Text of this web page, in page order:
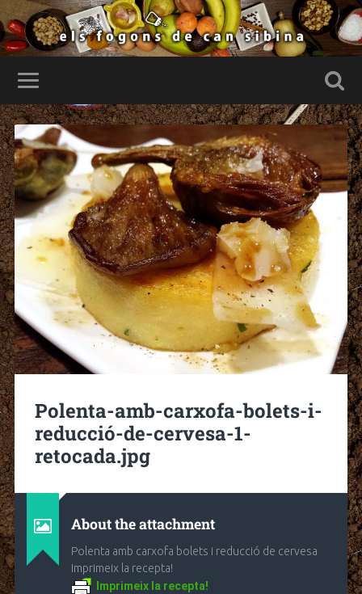
Polenta-amb-carxofa-bolets-i-
reducció-de-cervesa-1-
retocada.jpg
About the attachment
Polenta amb carxofa bolets i reducció de cervesa
Imprimeix la recepta!
Imprimeix la recepta!